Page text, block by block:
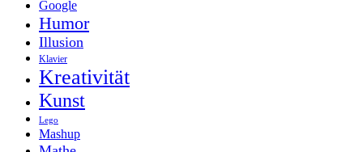
Google
Humor
Illusion
Klavier
Kreativität
Kunst
Lego
Mashup